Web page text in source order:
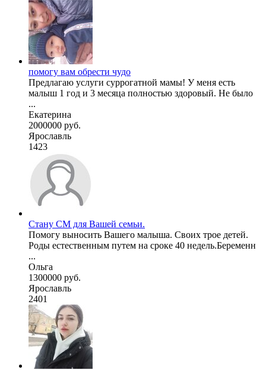
помогу вам обрести чудо
Предлагаю услуги суррогатной мамы! У меня есть
малыш 1 год и 3 месяца полностью здоровый. Не было
...
Екатерина
2000000 руб.
Ярославль
1423
Стану СМ для Вашей семьи.
Помогу выносить Вашего малыша. Своих трое детей.
Роды естественным путем на сроке 40 недель.Беременн
...
Ольга
1300000 руб.
Ярославль
2401